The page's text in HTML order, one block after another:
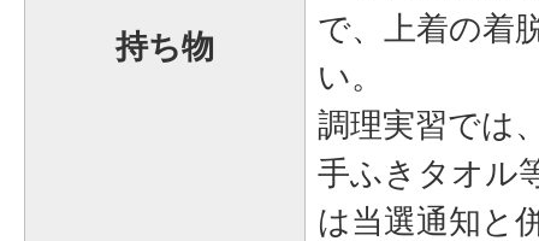
持ち物
で、上着の着
い。
調理実習では
手ふきタオル
は当選通知と